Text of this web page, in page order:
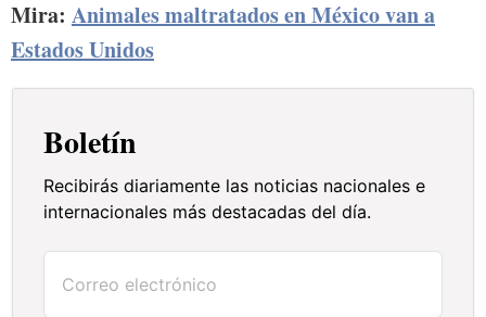
Mira: Animales maltratados en México van a
Estados Unidos
Boletín
Recibirás diariamente las noticias nacionales e
internacionales más destacadas del día.